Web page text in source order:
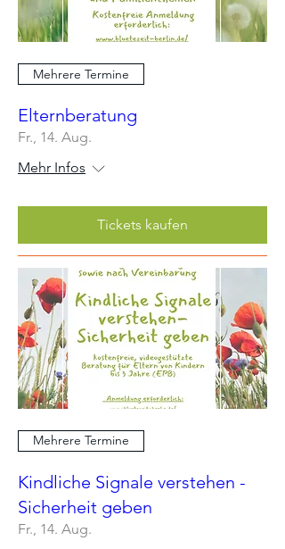
Mehrere Termine
Elternberatung
Fr., 14. Aug.
Mehr Infos
Tickets kaufen
Mehrere Termine
Kindliche Signale verstehen -
Sicherheit geben
Fr., 14. Aug.